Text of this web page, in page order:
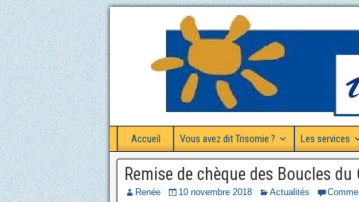
Accueil Vous avez dit Trisomie ? Les services
Remise de chèque des Boucles
Renée 10 novembre 2018 Actualités